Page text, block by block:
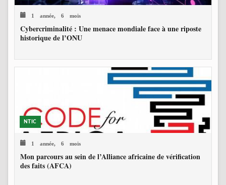
1 année, 6 mois
Cybercriminalité : Une menace mondiale face à une riposte
historique de l’ONU
NTIC
1 année, 6 mois
Mon parcours au sein de l’Alliance africaine de vérification
des faits (AFCA)